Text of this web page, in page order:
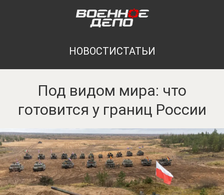
НОВОСТИСТАТЬИ
Под видом мира: что
готовится у границ России